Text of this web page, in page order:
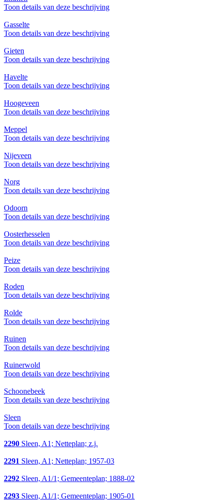
Toon details van deze beschrijving
Gasselte
Toon details van deze beschrijving
Gieten
Toon details van deze beschrijving
Havelte
Toon details van deze beschrijving
Hoogeveen
Toon details van deze beschrijving
Meppel
Toon details van deze beschrijving
Nijeveen
Toon details van deze beschrijving
Norg
Toon details van deze beschrijving
Odoorn
Toon details van deze beschrijving
Oosterhesselen
Toon details van deze beschrijving
Peize
Toon details van deze beschrijving
Roden
Toon details van deze beschrijving
Rolde
Toon details van deze beschrijving
Ruinen
Toon details van deze beschrijving
Ruinerwold
Toon details van deze beschrijving
Schoonebeek
Toon details van deze beschrijving
Sleen
Toon details van deze beschrijving
2290 Sleen, A1; Netteplan; z.j.
2291 Sleen, A1; Netteplan; 1957-03
2292 Sleen, A1/1; Gemeenteplan; 1888-02
2293 Sleen, A1/1; Gemeenteplan; 1905-01